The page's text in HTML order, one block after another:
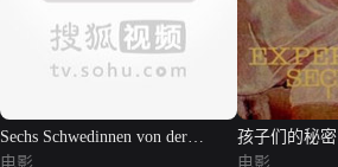
Sechs Schwedinnen von der
Tankstelle
电影
孩子们的秘密
电影